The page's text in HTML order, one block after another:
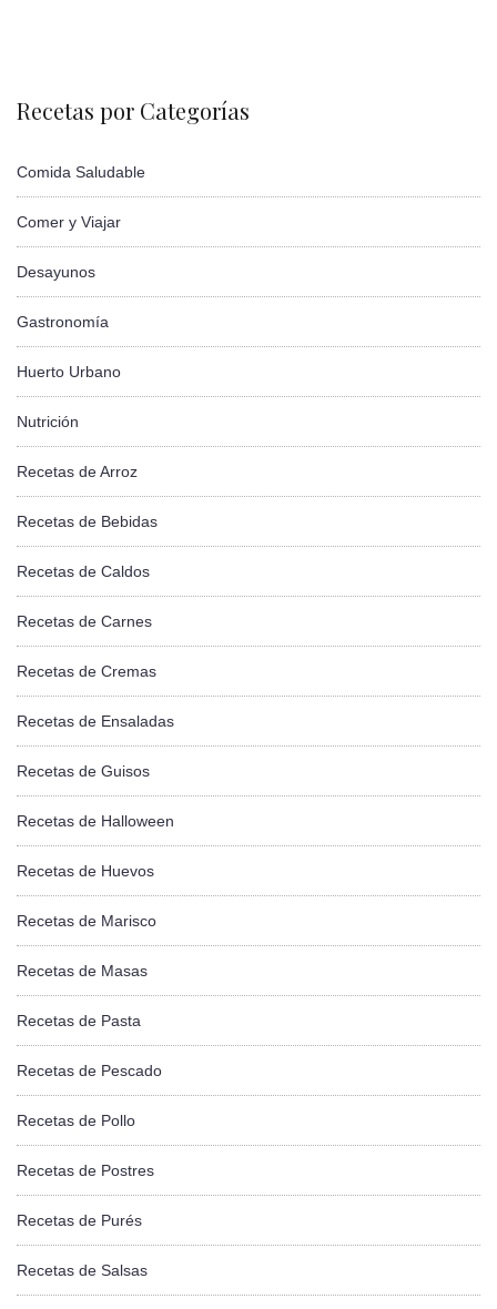
Recetas por Categorías
Comida Saludable
Comer y Viajar
Desayunos
Gastronomía
Huerto Urbano
Nutrición
Recetas de Arroz
Recetas de Bebidas
Recetas de Caldos
Recetas de Carnes
Recetas de Cremas
Recetas de Ensaladas
Recetas de Guisos
Recetas de Halloween
Recetas de Huevos
Recetas de Marisco
Recetas de Masas
Recetas de Pasta
Recetas de Pescado
Recetas de Pollo
Recetas de Postres
Recetas de Purés
Recetas de Salsas